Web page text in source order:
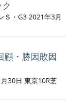
Ｓ・G3 2021年3月
顧・勝因敗因
30日 東京10R芝